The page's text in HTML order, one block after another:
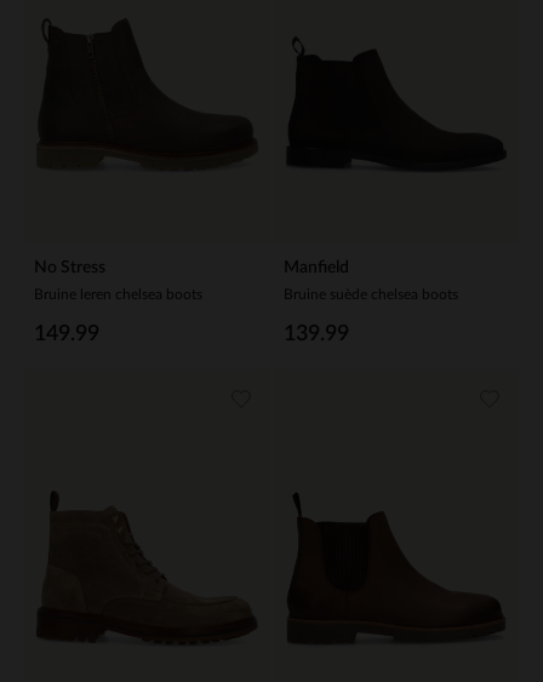
No Stress
Bruine leren chelsea boots
149.99
Manfield
Bruine suède chelsea boots
139.99